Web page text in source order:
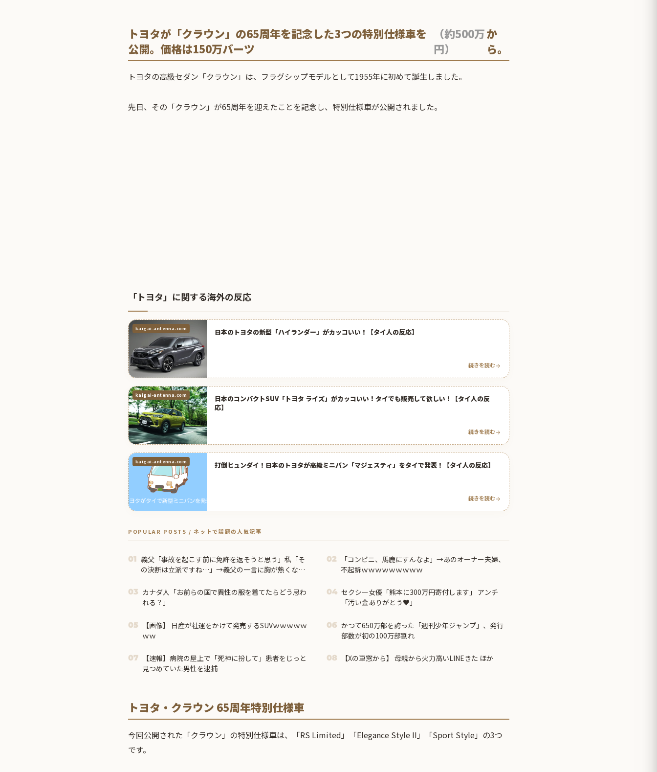
トヨタが「クラウン」の65周年を記念した3つの特別仕様車を
公開。価格は150万バーツ
（約500万
円）
か
ら。
トヨタの高級セダン「クラウン」は、フラグシップモデルとして1955年に初めて誕生しました。
先日、その「クラウン」が65周年を迎えたことを記念し、特別仕様車が公開されました。
「トヨタ」に関する海外の反応
kaigai-antenna.com 日本のトヨタの新型「ハイランダー」がカッコいい！【タイ人の反応】
続きを読む
kaigai-antenna.com
日本のコンパクトSUV「トヨタ ライズ」がカッコいい！タイでも販売して欲しい！【タイ人の反
応】
続きを読む
kaigai-antenna.com 打倒ヒュンダイ！日本のトヨタが高級ミニバン「マジェスティ」をタイで発表！【タイ人の反応】
続きを読む
POPULAR POSTS / ネットで話題の人気記事
01 義父「事故を起こす前に免許を返そうと思う」私「そ
の決断は立派ですね…」→義父の一言に胸が熱くなっ
02
「コンビニ、馬鹿にすんなよ」→あのオーナー夫婦、
不起訴ｗｗｗｗｗｗｗｗｗ
03 カナダ人「お前らの国で異性の服を着てたらどう思わ
れる？」
04 セクシー女優「熊本に300万円寄付します」 アンチ
「汚い金ありがとう♥」
05
【画像】 日産が社運をかけて発売するSUVｗｗｗｗｗ
ｗｗ
06 かつて650万部を誇った「週刊少年ジャンプ」、発行
部数が初の100万部割れ
07
【速報】病院の屋上で「死神に扮して」患者をじっと
見つめていた男性を逮捕
08 【Xの車窓から】 母親から火力高いLINEきた ほか
トヨタ・クラウン 65周年特別仕様車
今回公開された「クラウン」の特別仕様車は、「RS Limited」「Elegance Style II」「Sport Style」の3つ
です。